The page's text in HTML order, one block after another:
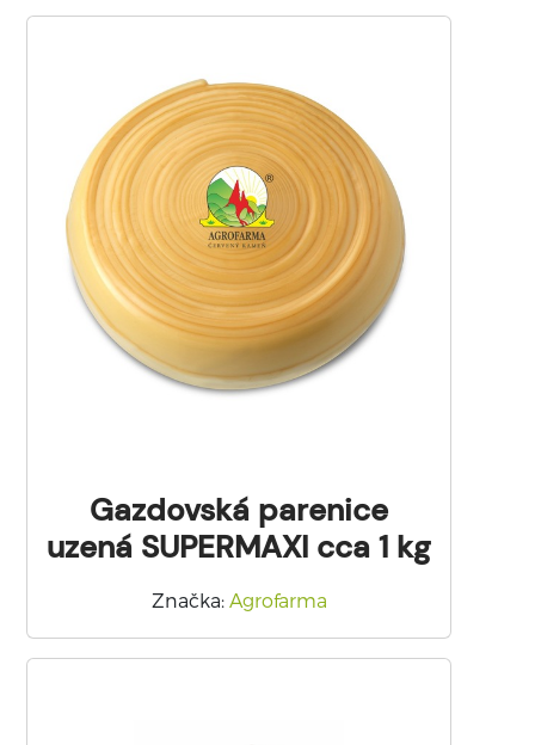
Gazdovská parenice
uzená SUPERMAXI cca 1 kg
Značka: Agrofarma